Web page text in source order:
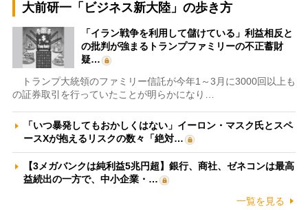
大前研一「ビジネス新大陸」の歩き方
「イラン戦争を利用して儲けている」利益相反と
の批判が強まるトランプファミリーの不正蓄財
疑…
トランプ大統領のファミリー信託が今年1～3月に3000回以上も
の証券取引を行っていたことが明らかになり…
「いつ暴発してもおかしくはない」イーロン・マスク氏とスペ
ースXが抱えるリスクの数々「絶対…
【3メガバンクは純利益5兆円超】銀行、商社、ゼネコンは最高
益続出の一方で、中小企業・…
一覧を見る